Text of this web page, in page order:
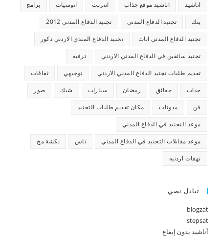
اناشيد اناشيد موقع جذاب انترنت انوسيات برامج
بنك تجنيد الدفاع المدني تجنيد الدفاع المدني 2012
تجنيد الدفاع المدني اناث تجنيد الدفاع المندي الاردني ذكور
تجنيد سائقين في الدفاع المدني الاردني ترفيه
تقديم طلبات تجنيد الدفاع المدني الاردني توجيهي ثقافات
جذاب حقائق رمضان سيارات شيك صور
فن مدونات مكان تقديم طلبات التجنيد
موعد التجنيد في الدفاع المدني
موعد مقابلات التجنيد في الدفاع المدني ناس نكشة مخ
نهفات اردنيه
تبادل نصي
blogzat
stepsat
أناشيد بدون إيقاع